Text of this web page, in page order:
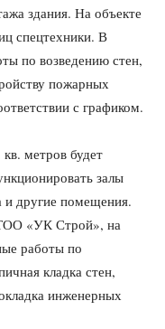
здания. На объекте
спецтехники. В
по возведению стен,
пожарных
с графиком.
метров будет
залы
и другие помещения.
«УК Строй», на
работы по
кладка стен,
инженерных